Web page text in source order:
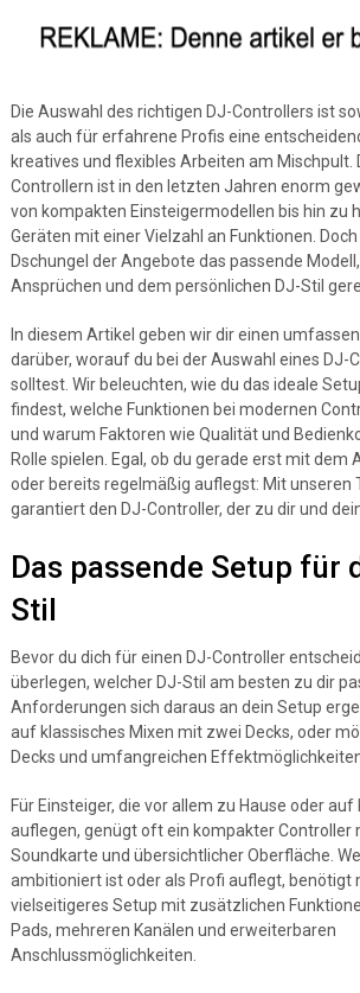
Die Auswahl des richtigen DJ-Controllers ist
als auch für erfahrene Profis eine
kreatives und flexibles Arbeiten am Mischpult.
Controllern ist in den letzten Jahren enorm
von kompakten Einsteigermodellen bis hin zu
Geräten mit einer Vielzahl an Funktionen.
Dschungel der Angebote das passende
Ansprüchen und dem persönlichen DJ-Stil
In diesem Artikel geben wir dir einen
darüber, worauf du bei der Auswahl eines DJ-
solltest. Wir beleuchten, wie du das ideale
findest, welche Funktionen bei modernen
und warum Faktoren wie Qualität und
Rolle spielen. Egal, ob du gerade erst mit dem
oder bereits regelmäßig auflegst: Mit unseren
garantiert den DJ-Controller, der zu dir und
Das passende Setup für
Stil
Bevor du dich für einen DJ-Controller
überlegen, welcher DJ-Stil am besten zu dir
Anforderungen sich daraus an dein Setup
auf klassisches Mixen mit zwei Decks, oder
Decks und umfangreichen
Für Einsteiger, die vor allem zu Hause oder auf
auflegen, genügt oft ein kompakter Controller
Soundkarte und übersichtlicher Oberfläche.
ambitioniert ist oder als Profi auflegt, benötigt
vielseitigeres Setup mit zusätzlichen
Pads, mehreren Kanälen und erweiterbaren
Anschlussmöglichkeiten.